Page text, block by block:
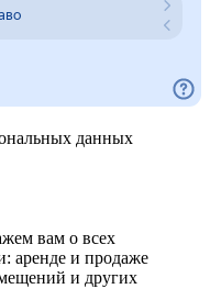
данных
вам о всех
аренде и продаже
и других